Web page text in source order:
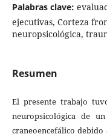
Palabras clave:
ejecutivas, Corteza
neuropsicológica,
Resumen
El presente trabajo
neuropsicológica de
craneoencefálico